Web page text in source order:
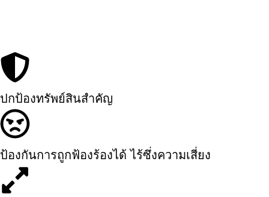
ปกป้องทรัพย์สินสำคัญ
ป้องกันการถูกฟ้องร้องได้ ไร้ซึ่งความเสี่ยง